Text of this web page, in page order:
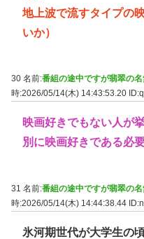
地上波で流すタイプの
いか）
30 名前:番組の途中ですが翡翠の
時:2026/05/14(木) 14:43:53.20
映画好きでもない人が
別に映画好きである必
31 名前:番組の途中ですが翡翠の
時:2026/05/14(木) 14:44:38.44
氷河期世代が大学生の